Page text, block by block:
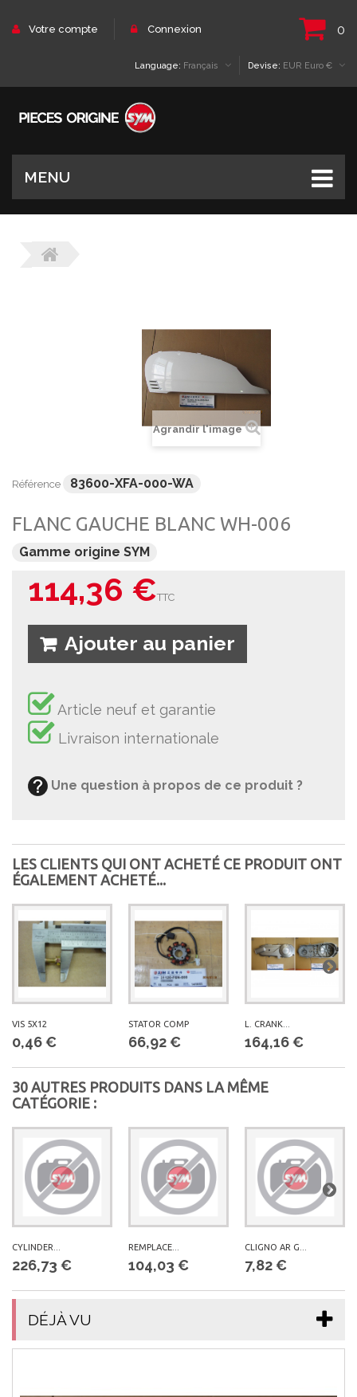
Votre compte Connexion 0
Devise: EUR Euro €
Language: Français
MENU
Agrandir l'image
Référence 83600-XFA-000-WA
FLANC GAUCHE BLANC WH-006
Gamme origine SYM
114,36 €TTC
Ajouter au panier
Article neuf et garantie
Livraison internationale
Une question à propos de ce produit ?
LES CLIENTS QUI ONT ACHETÉ CE PRODUIT ONT
ÉGALEMENT ACHETÉ...
VIS 5X12
0,46 €
STATOR COMP
66,92 €
L. CRANK...
164,16 €
30 AUTRES PRODUITS DANS LA MÊME
CATÉGORIE :
CYLINDER...
226,73 €
REMPLACE...
104,03 €
CLIGNO AR G...
7,82 €
DÉJÀ VU